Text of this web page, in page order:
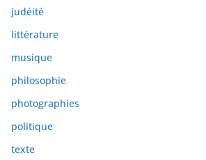
judéité
littérature
musique
philosophie
photographies
politique
texte